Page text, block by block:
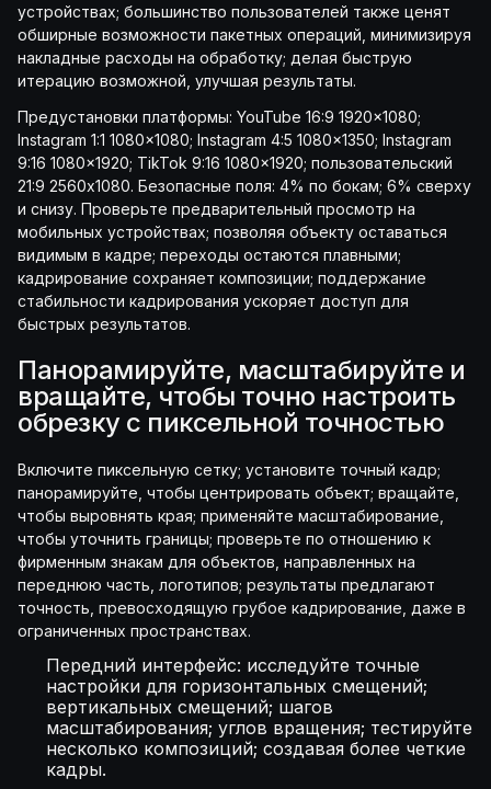
устройствах; большинство пользователей также ценят
обширные возможности пакетных операций, минимизируя
накладные расходы на обработку; делая быструю
итерацию возможной, улучшая результаты.
Предустановки платформы: YouTube 16:9 1920x1080;
Instagram 1:1 1080x1080; Instagram 4:5 1080x1350; Instagram
9:16 1080x1920; TikTok 9:16 1080x1920; пользовательский
21:9 2560x1080. Безопасные поля: 4% по бокам; 6% сверху
и снизу. Проверьте предварительный просмотр на
мобильных устройствах; позволяя объекту оставаться
видимым в кадре; переходы остаются плавными;
кадрирование сохраняет композиции; поддержание
стабильности кадрирования ускоряет доступ для
быстрых результатов.
Панорамируйте, масштабируйте и
вращайте, чтобы точно настроить
обрезку с пиксельной точностью
Включите пиксельную сетку; установите точный кадр;
панорамируйте, чтобы центрировать объект; вращайте,
чтобы выровнять края; применяйте масштабирование,
чтобы уточнить границы; проверьте по отношению к
фирменным знакам для объектов, направленных на
переднюю часть, логотипов; результаты предлагают
точность, превосходящую грубое кадрирование, даже в
ограниченных пространствах.
Передний интерфейс: исследуйте точные
настройки для горизонтальных смещений;
вертикальных смещений; шагов
масштабирования; углов вращения; тестируйте
несколько композиций; создавая более четкие
кадры.